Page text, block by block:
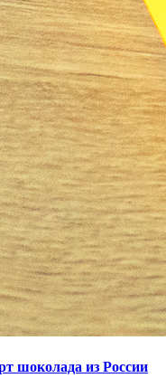
шоколада из России